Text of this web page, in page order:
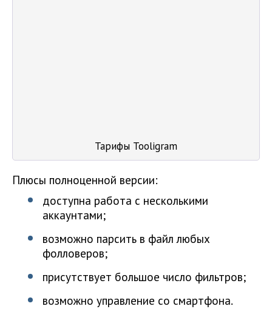
Тарифы Tooligram
Плюсы полноценной версии:
доступна работа с несколькими
аккаунтами;
возможно парсить в файл любых
фолловеров;
присутствует большое число фильтров;
возможно управление со смартфона.